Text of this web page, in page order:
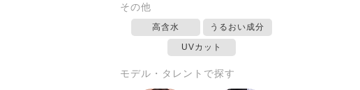
その他
高含水 うるおい成分
UVカット
モデル・タレントで探す